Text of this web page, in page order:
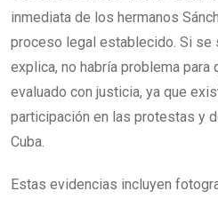
inmediata de los hermanos
proceso legal establecido. Si se
explica, no habría problema
evaluado con justicia, ya que
participación en las protestas y
Cuba.
Estas evidencias incluyen